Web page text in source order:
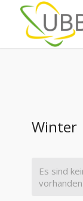
Winter
Es sind
vorhanden.